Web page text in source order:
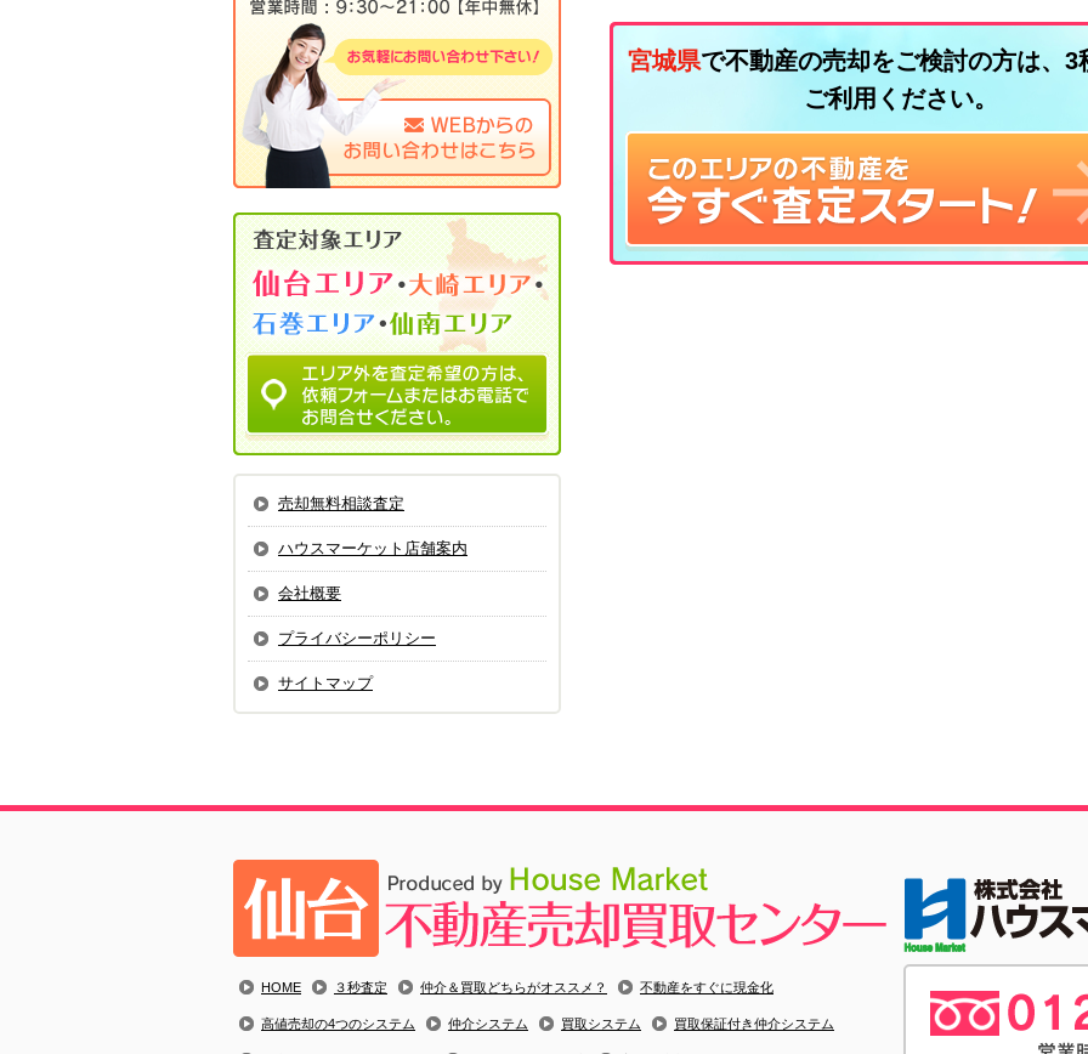
売却無料相談査定
ハウスマーケット店舗案内
会社概要
プライバシーポリシー
サイトマップ
宮城県で不動産の売却をご検討の方は、3
ご利用ください。
HOME ３秒査定 仲介＆買取どちらがオススメ？ 不動産をすぐに現金化
高値売却の4つのシステム 仲介システム 買取システム 買取保証付き仲介システム